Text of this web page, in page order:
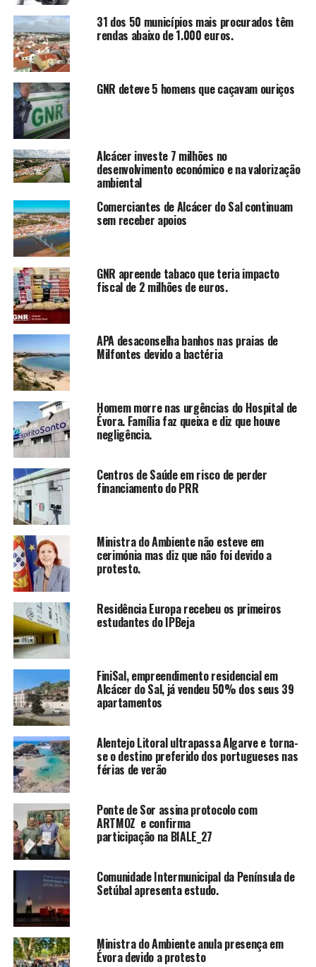
31 dos 50 municípios mais procurados têm
rendas abaixo de 1.000 euros.
GNR deteve 5 homens que caçavam ouriços
Alcácer investe 7 milhões no
desenvolvimento económico e na valorização
ambiental
Comerciantes de Alcácer do Sal continuam
sem receber apoios
GNR apreende tabaco que teria impacto
fiscal de 2 milhões de euros.
APA desaconselha banhos nas praias de
Milfontes devido a bactéria
Homem morre nas urgências do Hospital de
Évora. Família faz queixa e diz que houve
negligência.
Centros de Saúde em risco de perder
financiamento do PRR
Ministra do Ambiente não esteve em
cerimónia mas diz que não foi devido a
protesto.
Residência Europa recebeu os primeiros
estudantes do IPBeja
FiniSal, empreendimento residencial em
Alcácer do Sal, já vendeu 50% dos seus 39
apartamentos
Alentejo Litoral ultrapassa Algarve e torna-
se o destino preferido dos portugueses nas
férias de verão
Ponte de Sor assina protocolo com
ARTMOZ e confirma
participação na BIALE_27
Comunidade Intermunicipal da Península de
Setúbal apresenta estudo.
Ministra do Ambiente anula presença em
Évora devido a protesto